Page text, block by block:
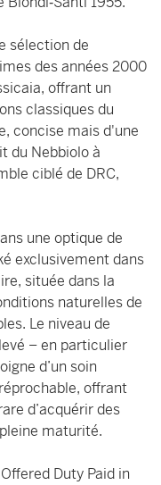
sélection de
des années 2000
offrant un
classiques du
concise mais d'une
du Nebbiolo à
ciblé de DRC,
une optique de
exclusivement dans
située dans la
naturelles de
Le niveau de
– en particulier
d’un soin
offrant
d’acquérir des
maturité.
Duty Paid in